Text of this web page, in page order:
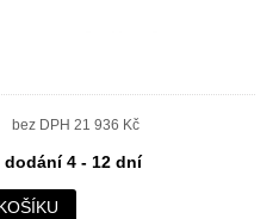
bez DPH 21 936 Kč
4 - 12 dní